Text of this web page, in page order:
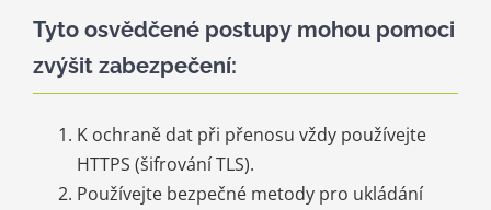
Tyto osvědčené postupy mohou pomoci
zvýšit zabezpečení:
K ochraně dat při přenosu vždy používejte
HTTPS (šifrování TLS).
Používejte bezpečné metody pro ukládání